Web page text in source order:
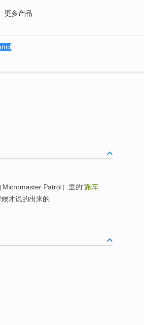
更多产品
Patrol）里的“跑车
才说的出来的